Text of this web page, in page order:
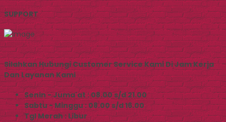
SUPPORT
Silahkan Hubungi Customer Service Kami Di Jam Kerja
Dan Layanan Kami
Senin - Juma'at : 08.00 s/d 21.00
Sabtu - Minggu : 08.00 s/d 16.00
Tgl Merah : Libur